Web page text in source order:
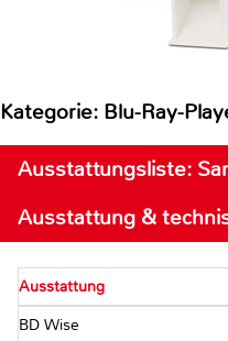
Kategorie: Blu-Ray-
Ausstattungsliste:
Ausstattung &
Ausstattung
BD Wise